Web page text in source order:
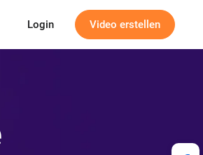
Login Video erstellen